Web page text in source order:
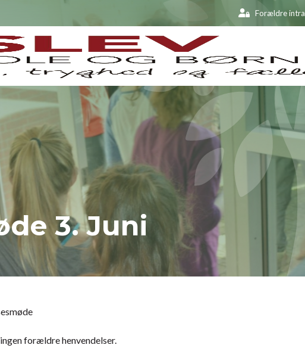
Forældre intra
3. Juni
forældre henvendelser.